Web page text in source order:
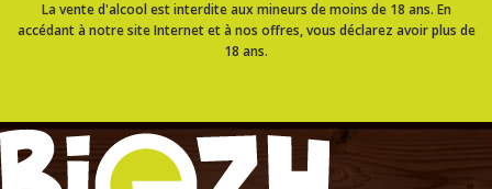
La vente d'alcool est interdite aux mineurs de moins de 18 ans. En
accédant à notre site Internet et à nos offres, vous déclarez avoir plus de
18 ans.